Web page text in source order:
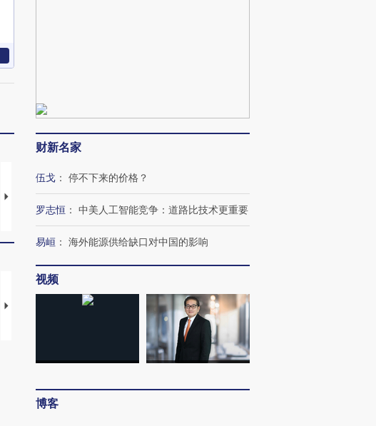
马航飞行员跨国走私7万
粒摇头丸 尿检体内含3种
视线｜HYROX的吸金
术：是什么让中产们甘
心“花钱找虐”？
泽连斯基密集出访美英 索
要防空导弹“救急”
【推广】走进第四届链博
【特别呈现】寻找100种
有意思的生活方式·第三对
【商旅对话】华住集团
CFO：不靠规模取胜，华
住三大增长引擎是什么？
财新名家
伍戈 ： 停不下来的价格？
罗志恒 ： 中美人工智能竞争：道路比技术更重要
易峘 ： 海外能源供给缺口对中国的影响
视频
博客